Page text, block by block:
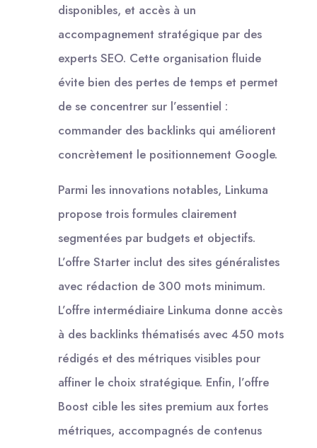
disponibles, et accès à un
accompagnement stratégique par des
experts SEO. Cette organisation fluide
évite bien des pertes de temps et permet
de se concentrer sur l’essentiel :
commander des backlinks qui améliorent
concrètement le positionnement Google.
Parmi les innovations notables, Linkuma
propose trois formules clairement
segmentées par budgets et objectifs.
L’offre Starter inclut des sites généralistes
avec rédaction de 300 mots minimum.
L’offre intermédiaire Linkuma donne accès
à des backlinks thématisés avec 450 mots
rédigés et des métriques visibles pour
affiner le choix stratégique. Enfin, l’offre
Boost cible les sites premium aux fortes
métriques, accompagnés de contenus